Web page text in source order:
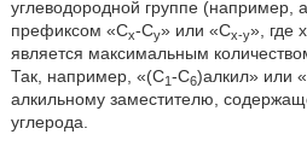
углеводородной группе (например,
префиксом «Cx-Cy» или «Cx-y», где
является максимальным
Так, например, «(C1-C6)алкил» или
алкильному заместителю,
углерода.